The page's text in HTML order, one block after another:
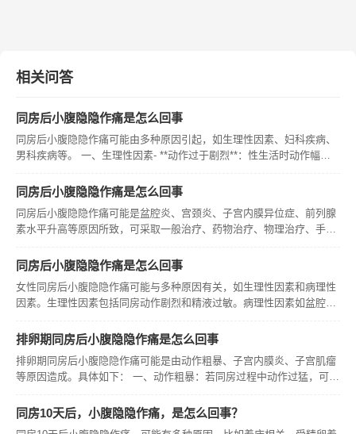
相关问答
同房后小腹隐隐作痛是怎么回事
同房后小腹隐隐作痛可能由多种原因引起，如生理性因素、妇科疾病、
男科疾病等。 一、生理性因素- **动作过于剧烈**：性生活时动作幅度
痛，一般休息后可缓解。尤其在性生活中男方用力过猛时易出现。- *
同房后小腹隐隐作痛是怎么回事
同房后小腹隐隐作痛可能是盆腔炎、宫颈炎、子宫内膜异位症、前列腺
素水平升高等原因所致，可采取一般治疗、药物治疗、物理治疗、手术
同房后小腹隐隐作痛是怎么回事
女性同房后小腹隐隐作痛可能与多种原因有关，如生理性因素和病理性
因素。生理性因素包括同房动作剧烈和精液过敏。病理性因素如盆腔
伴有其他症状，应及时就医，进行相关检查，以明确原因，并在医生的
排卵期同房后小腹隐隐作痛是怎么回事
排卵期同房后小腹隐隐作痛可能是由动作粗暴、子宫内膜炎、子宫肌瘤
等原因造成。具体如下： 一、动作粗暴：若同房过程中动作过猛，可能
注重外阴清洁，防止病菌滋生，同时在同房时避免动作幅度过大。 二、
同房10天后，小腹隐隐作痛，是怎么回事？